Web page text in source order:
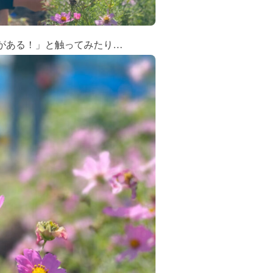
ある！」と触ってみたり…